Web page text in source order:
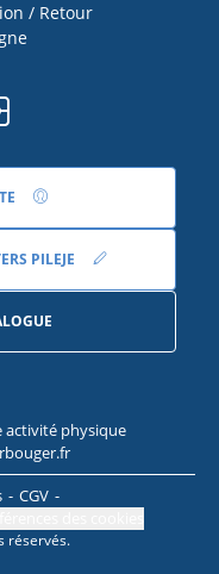
/ Retour
PILEJE
activité physique
CGV
réservés.